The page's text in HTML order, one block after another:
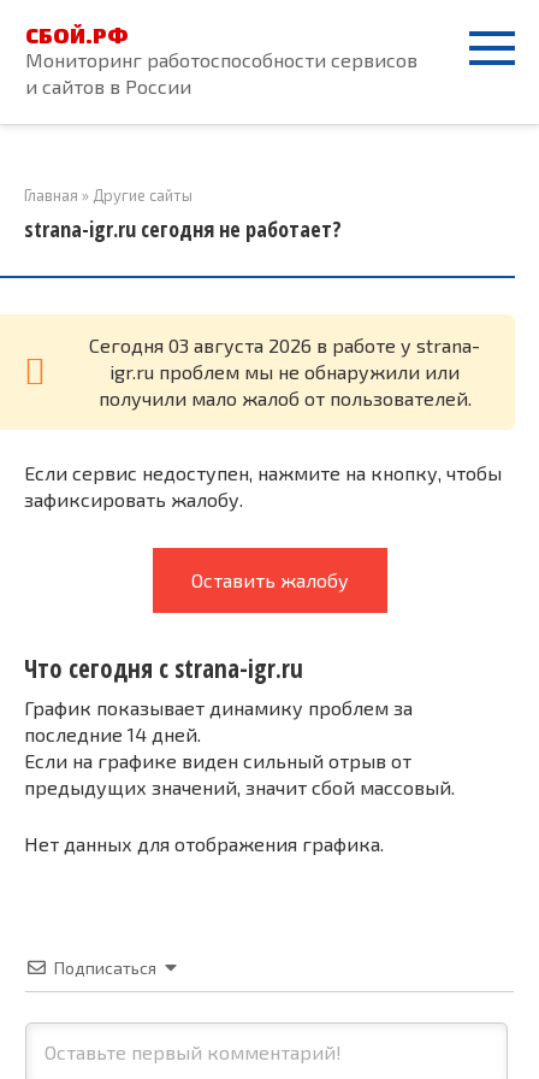
контенту
СБОЙ.РФ
Мониторинг работоспособности сервисов
и сайтов в России
Главная » Другие сайты
strana-igr.ru сегодня не работает?
Cегодня 03 августа 2026 в работе у strana-
igr.ru проблем мы не обнаружили или
получили мало жалоб от пользователей.
Если сервис недоступен, нажмите на кнопку, чтобы
зафиксировать жалобу.
Оставить жалобу
Что сегодня с strana-igr.ru
График показывает динамику проблем за
последние 14 дней.
Если на графике виден сильный отрыв от
предыдущих значений, значит сбой массовый.
Нет данных для отображения графика.
Подписаться